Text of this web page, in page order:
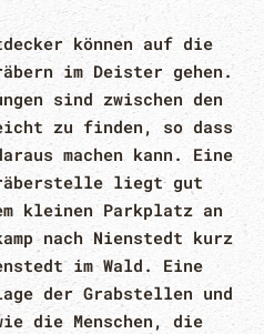
können auf die
im Deister gehen.
sind zwischen den
zu finden, so dass
machen kann. Eine
liegt gut
kleinen Parkplatz an
nach Nienstedt kurz
im Wald. Eine
der Grabstellen und
die Menschen, die